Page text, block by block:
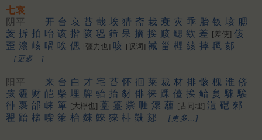
七哀
阴平
开 台 哀 苔 哉 埃 猜 斋 栽 衰 灾 乖 胎 钗 垓 腮
荄 拆 拍 咍 该 揩 陔 毸 筛 呆 摘 挨 赅 鳃 欸 差 [差使] 侅
歪 瀤 峐 喎 唉 偲 [彊力也] 咳 [叹词] 祴 甾 榸 絯 摔 毢 郂
[更多…]
阳平 来 台 白 才 宅 苔 怀 徊 莱 裁 材 排 骸 槐 淮 侪
孩 霾 财 皑 柴 埋 牌 骀 抬 豺 俳 徕 踝 儓 挨 鲐 炱 騋 騃
徘 褢 邰 崃 箄 [大桴也] 薹 籉 祡 啀 瀤 薶 [古同埋] 溰 硙 郲
翟 跆 櫰 喍 箂 枱 麳 鯠 猍 棑 敱 郂 [更多…]